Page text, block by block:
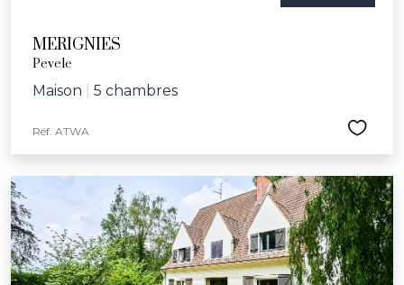
MERIGNIES
Pevele
Maison 5 chambres
Réf. ATWA